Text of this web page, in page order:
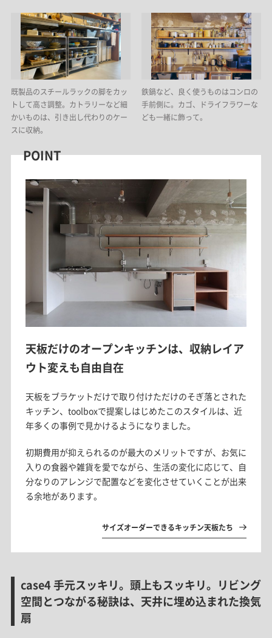
既製品のスチールラックの脚をカッ
トして高さ調整。カトラリーなど細
かいものは、引き出し代わりのケー
スに収納。
鉄鍋など、良く使うものはコンロの
手前側に。カゴ、ドライフラワーな
ども一緒に飾って。
POINT
天板だけのオープンキッチンは、収納レイア
ウト変えも自由自在
天板をブラケットだけで取り付けただけのそぎ落とされた
キッチン、toolboxで提案しはじめたこのスタイルは、近
年多くの事例で見かけるようになりました。
初期費用が抑えられるのが最大のメリットですが、お気に
入りの食器や雑貨を愛でながら、生活の変化に応じて、自
分なりのアレンジで配置などを変化させていくことが出来
る余地があります。
サイズオーダーできるキッチン天板たち
case4 手元スッキリ。頭上もスッキリ。リビング
空間とつながる秘訣は、天井に埋め込まれた換気
扇